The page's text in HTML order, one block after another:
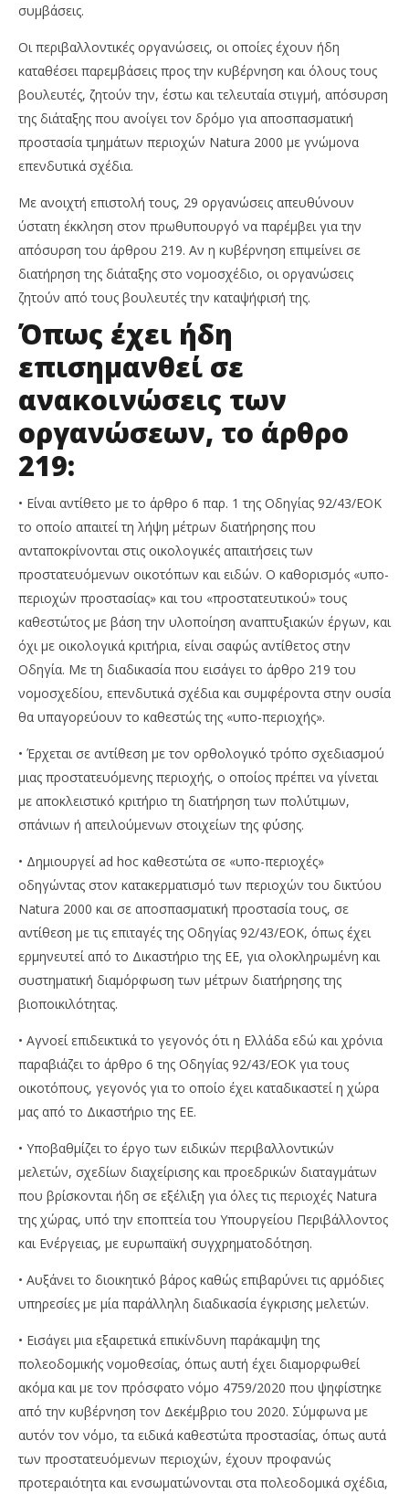
συμβάσεις.
Οι περιβαλλοντικές οργανώσεις, οι οποίες έχουν ήδη
καταθέσει παρεμβάσεις προς την κυβέρνηση και όλους τους
βουλευτές, ζητούν την, έστω και τελευταία στιγμή, απόσυρση
της διάταξης που ανοίγει τον δρόμο για αποσπασματική
προστασία τμημάτων περιοχών Natura 2000 με γνώμονα
επενδυτικά σχέδια.
Με ανοιχτή επιστολή τους, 29 οργανώσεις απευθύνουν
ύστατη έκκληση στον πρωθυπουργό να παρέμβει για την
απόσυρση του άρθρου 219. Αν η κυβέρνηση επιμείνει σε
διατήρηση της διάταξης στο νομοσχέδιο, οι οργανώσεις
ζητούν από τους βουλευτές την καταψήφισή της.
Όπως έχει ήδη
επισημανθεί σε
ανακοινώσεις των
οργανώσεων, το άρθρο
219:
• Είναι αντίθετο με το άρθρο 6 παρ. 1 της Οδηγίας 92/43/ΕΟΚ
το οποίο απαιτεί τη λήψη μέτρων διατήρησης που
ανταποκρίνονται στις οικολογικές απαιτήσεις των
προστατευόμενων οικοτόπων και ειδών. Ο καθορισμός «υπο-
περιοχών προστασίας» και του «προστατευτικού» τους
καθεστώτος με βάση την υλοποίηση αναπτυξιακών έργων, και
όχι με οικολογικά κριτήρια, είναι σαφώς αντίθετος στην
Οδηγία. Με τη διαδικασία που εισάγει το άρθρο 219 του
νομοσχεδίου, επενδυτικά σχέδια και συμφέροντα στην ουσία
θα υπαγορεύουν το καθεστώς της «υπο-περιοχής».
• Έρχεται σε αντίθεση με τον ορθολογικό τρόπο σχεδιασμού
μιας προστατευόμενης περιοχής, ο οποίος πρέπει να γίνεται
με αποκλειστικό κριτήριο τη διατήρηση των πολύτιμων,
σπάνιων ή απειλούμενων στοιχείων της φύσης.
• Δημιουργεί ad hoc καθεστώτα σε «υπο-περιοχές»
οδηγώντας στον κατακερματισμό των περιοχών του δικτύου
Natura 2000 και σε αποσπασματική προστασία τους, σε
αντίθεση με τις επιταγές της Οδηγίας 92/43/ΕΟΚ, όπως έχει
ερμηνευτεί από το Δικαστήριο της ΕΕ, για ολοκληρωμένη και
συστηματική διαμόρφωση των μέτρων διατήρησης της
βιοποικιλότητας.
• Αγνοεί επιδεικτικά το γεγονός ότι η Ελλάδα εδώ και χρόνια
παραβιάζει το άρθρο 6 της Οδηγίας 92/43/ΕΟΚ για τους
οικοτόπους, γεγονός για το οποίο έχει καταδικαστεί η χώρα
μας από το Δικαστήριο της ΕΕ.
• Υποβαθμίζει το έργο των ειδικών περιβαλλοντικών
μελετών, σχεδίων διαχείρισης και προεδρικών διαταγμάτων
που βρίσκονται ήδη σε εξέλιξη για όλες τις περιοχές Natura
της χώρας, υπό την εποπτεία του Υπουργείου Περιβάλλοντος
και Ενέργειας, με ευρωπαϊκή συγχρηματοδότηση.
• Αυξάνει το διοικητικό βάρος καθώς επιβαρύνει τις αρμόδιες
υπηρεσίες με μία παράλληλη διαδικασία έγκρισης μελετών.
• Εισάγει μια εξαιρετικά επικίνδυνη παράκαμψη της
πολεοδομικής νομοθεσίας, όπως αυτή έχει διαμορφωθεί
ακόμα και με τον πρόσφατο νόμο 4759/2020 που ψηφίστηκε
από την κυβέρνηση τον Δεκέμβριο του 2020. Σύμφωνα με
αυτόν τον νόμο, τα ειδικά καθεστώτα προστασίας, όπως αυτά
των προστατευόμενων περιοχών, έχουν προφανώς
προτεραιότητα και ενσωματώνονται στα πολεοδομικά σχέδια,